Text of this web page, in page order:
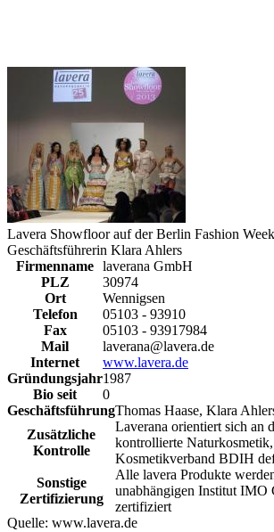
Lavera Showfloor auf der Berlin Fashion
Geschäftsführerin Klara Ahlers
Firmenname laverana GmbH
PLZ
30974
Ort
Wennigsen
Telefon
05103 - 93910
Fax
05103 - 93917984
Mail
laverana@lavera.de
Internet
www.lavera.de
Gründungsjahr1987
Bio seit
0
GeschäftsführungThomas Haase, Klara
Zusätzliche
Kontrolle
Laverana orientiert sich an
kontrollierte
Kosmetikverband BDIH
Sonstige
Zertifizierung
Alle lavera Produkte
unabhängigen Institut IMO
zertifiziert
Quelle: www.lavera.de